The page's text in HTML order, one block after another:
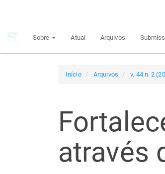
principal
Sobre Atual Arquivos
Início Arquivos v. 44 n. 2
através